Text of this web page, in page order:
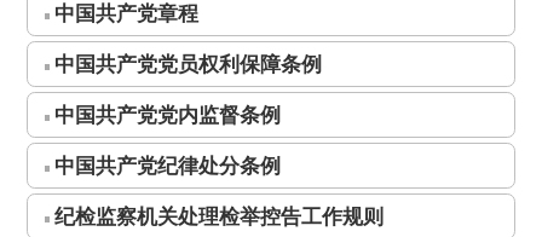
中国共产党章程
中国共产党党员权利保障条例
中国共产党党内监督条例
中国共产党纪律处分条例
纪检监察机关处理检举控告工作规则